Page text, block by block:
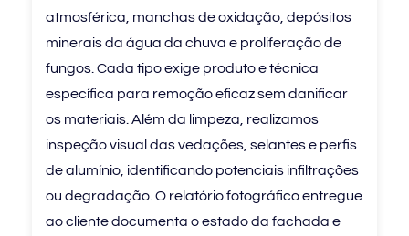
atmosférica, manchas de oxidação, depósitos
minerais da água da chuva e proliferação de
fungos. Cada tipo exige produto e técnica
específica para remoção eficaz sem danificar
os materiais. Além da limpeza, realizamos
inspeção visual das vedações, selantes e perfis
de alumínio, identificando potenciais infiltrações
ou degradação. O relatório fotográfico entregue
ao cliente documenta o estado da fachada e